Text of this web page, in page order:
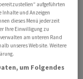
fest. Zwar
und
aufgeführten
und Anzeigen
dieses Menü jederzeit
Ihre Einwilligung zu
am unteren Rand
unseres Website. Weitere
um Folgendes